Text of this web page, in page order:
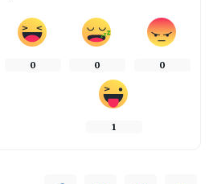
0 0 0
1